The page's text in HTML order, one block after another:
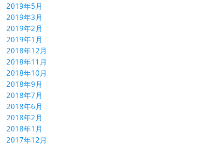
2019年5月
2019年3月
2019年2月
2019年1月
2018年12月
2018年11月
2018年10月
2018年9月
2018年7月
2018年6月
2018年2月
2018年1月
2017年12月